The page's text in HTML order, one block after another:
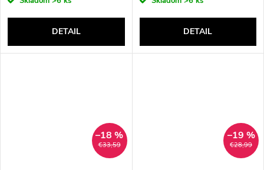
DETAIL DETAIL
€33,59
–18 %
€28,99
–19 %